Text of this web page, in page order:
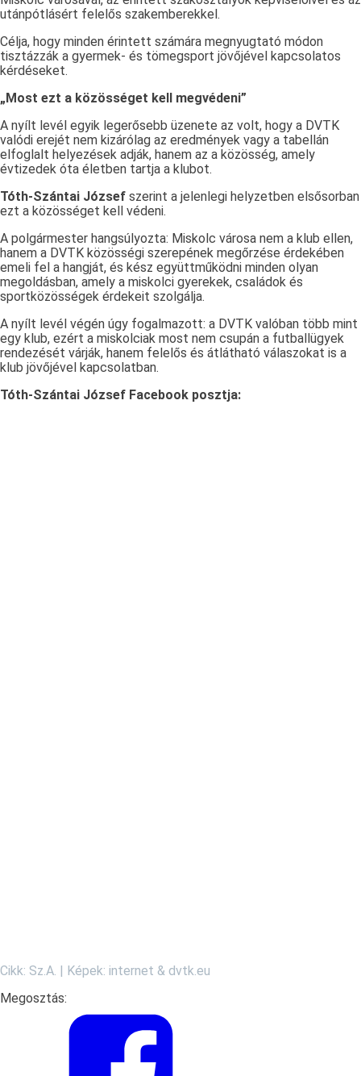
utánpótlásért felelős szakemberekkel.
Célja, hogy minden érintett számára megnyugtató módon
tisztázzák a gyermek- és tömegsport jövőjével kapcsolatos
kérdéseket.
„Most ezt a közösséget kell megvédeni”
A nyílt levél egyik legerősebb üzenete az volt, hogy a DVTK
valódi erejét nem kizárólag az eredmények vagy a tabellán
elfoglalt helyezések adják, hanem az a közösség, amely
évtizedek óta életben tartja a klubot.
Tóth-Szántai József szerint a jelenlegi helyzetben elsősorban
ezt a közösséget kell védeni.
A polgármester hangsúlyozta: Miskolc városa nem a klub ellen,
hanem a DVTK közösségi szerepének megőrzése érdekében
emeli fel a hangját, és kész együttműködni minden olyan
megoldásban, amely a miskolci gyerekek, családok és
sportközösségek érdekeit szolgálja.
A nyílt levél végén úgy fogalmazott: a DVTK valóban több mint
egy klub, ezért a miskolciak most nem csupán a futballügyek
rendezését várják, hanem felelős és átlátható válaszokat is a
klub jövőjével kapcsolatban.
Tóth-Szántai József Facebook posztja:
Cikk: Sz.A. | Képek: internet & dvtk.eu
Megosztás: